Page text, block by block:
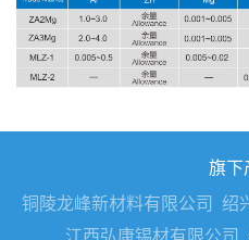
旗下
铜陵龙峰新材料有限公司
绍